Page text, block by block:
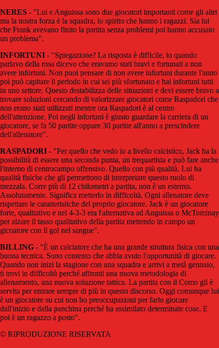
NERES - "Lui e Anguissa sono due giocatori importanti come gli altri
ma la nostra forza è la squadra, lo spirito che hanno i ragazzi. Sia lui
che Frank avevano finito la partita senza problemi poi hanno accusato
un problema".
INFORTUNI - "Spiegazione? La risposta è difficile, io quando
parlavo della rosa dicevo che eravamo stati bravi e fortunati a non
avere infortuni. Non puoi pensare di non avere infortuni durante l'anno
poi può capitare il periodo in cui sei più sfortunato e hai infortuni tutti
in uno settore. Questo destabilizza delle situazioni e devi essere bravo a
trovare soluzioni cercando di valorizzare giocatori come Raspadori che
non erano stati utilizzati mentre ora Raspadori è al centro
dell'attenzione. Poi negli infortuni è giusto guardare la carriera di un
giocatore, se fa 50 partite oppure 30 partite all'anno a prescindere
dell'allenatore".
RASPADORI - "Per quello che vedo io a livello calcistico, Jack ha la
possibilità di essere una seconda punta, un trequartista e può fare anche
l'interno di centrocampo offensivo. Quello con più qualità. Lui ha
qualità fisiche che gli permettono di interpretare questo ruolo di
mezzala. Corre più di 12 chilometri a partita, non è un esterno.
Assolutamente. Significa metterlo in difficoltà. Ogni allenatore deve
rispettare le caratteristiche del proprio giocatore. Jack è un giocatore
forte, qualitativo e nel 4-3-3 era l'alternativa ad Anguissa o McTominay
per alzare il tasso qualitativo della partita mettendo in campo un
gicoatore con il gol nel sangue".
BILLING - "È un calciatore che ha una grande struttura fisica con una
buona tecnica. Sono contento che abbia avuto l'opportunità di giocare.
Quando non inizi la stagione con una squadra e arrivi a metà gennaio,
ti trovi in difficoltà perché affronti una nuova metodologia di
allenamento, una nuova soluzione tattica. La partita con il Como gli è
servita per entrare sempre di più in questo discorso. Oggi comunque lui
è un giocatore su cui non ho preoccupazioni per farlo giocare
dall'inizio e dalla panchina perché ha assimilato determinate cose. E
poi è un ragazzo a posto".
© RIPRODUZIONE RISERVATA